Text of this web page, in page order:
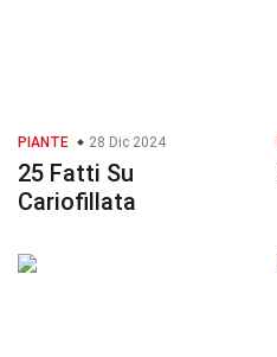
PIANTE 28 Dic 2024
25 Fatti Su
Cariofillata